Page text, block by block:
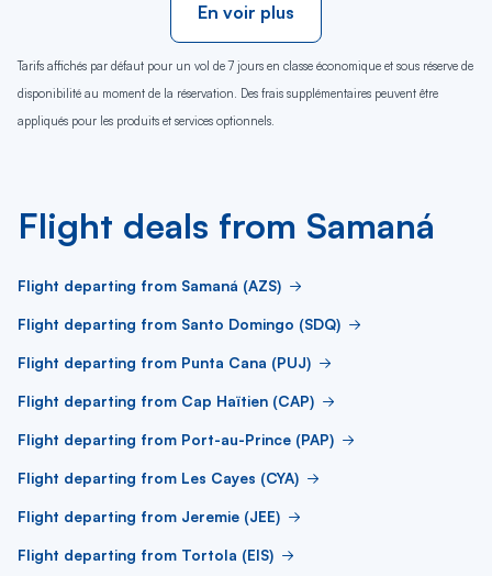
En voir plus
Tarifs affichés par défaut pour un vol de 7 jours en classe économique et sous réserve de
disponibilité au moment de la réservation. Des frais supplémentaires peuvent être
appliqués pour les produits et services optionnels.
Flight deals from Samaná
Flight departing from Samaná (AZS)
Flight departing from Santo Domingo (SDQ)
Flight departing from Punta Cana (PUJ)
Flight departing from Cap Haïtien (CAP)
Flight departing from Port-au-Prince (PAP)
Flight departing from Les Cayes (CYA)
Flight departing from Jeremie (JEE)
Flight departing from Tortola (EIS)